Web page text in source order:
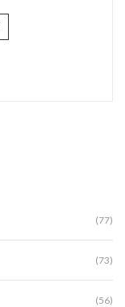
(77)
(73)
(56)